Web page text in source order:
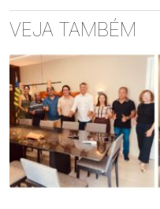
VEJA TAMBÉM